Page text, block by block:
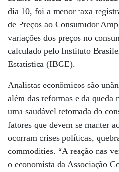
dia 10, foi a menor taxa
de Preços ao Consumidor
variações dos preços no
calculado pelo Instituto
Estatística (IBGE).
Analistas econômicos são
além das reformas e da queda
uma saudável retomada do
fatores que devem se manter
ocorram crises políticas,
commodities. “A reação nas
o economista da Associação